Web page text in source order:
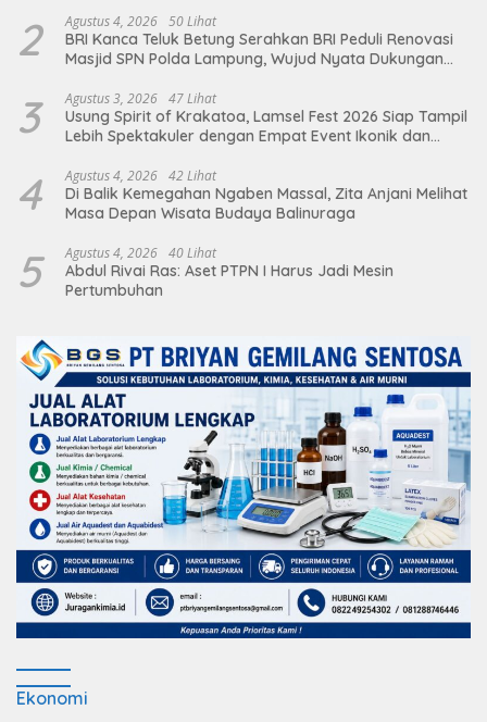
2 Agustus 4, 2026 50 Lihat
BRI Kanca Teluk Betung Serahkan BRI Peduli Renovasi
Masjid SPN Polda Lampung, Wujud Nyata Dukungan
3 Agustus 3, 2026 47 Lihat
Usung Spirit of Krakatoa, Lamsel Fest 2026 Siap Tampil
Lebih Spektakuler dengan Empat Event Ikonik dan
4 Agustus 4, 2026 42 Lihat
Di Balik Kemegahan Ngaben Massal, Zita Anjani Melihat
Masa Depan Wisata Budaya Balinuraga
5 Agustus 4, 2026 40 Lihat
Abdul Rivai Ras: Aset PTPN I Harus Jadi Mesin
Pertumbuhan
Ekonomi